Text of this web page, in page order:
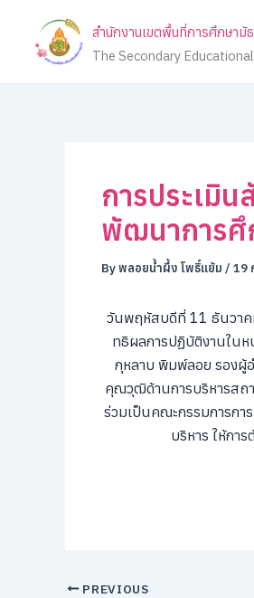
content
สำนักงานเขตพื้นที่การศึกษามั
The Secondary
การประเมิ
พัฒนาการศึ
Byพลอยน้ำผึ้ง โพธิ์แย้ม / 19
วันพฤหัสบดีที่ 11 ธันวาค
ทธิผลการปฏิบัติงานใน
กุหลาบ พิมพ์ลอย รองผู้
คุณวุฒิด้านการบริหารสถ
ร่วมเป็นคณะกรรมการกา
บริหาร ให้กา
PREVIOUS